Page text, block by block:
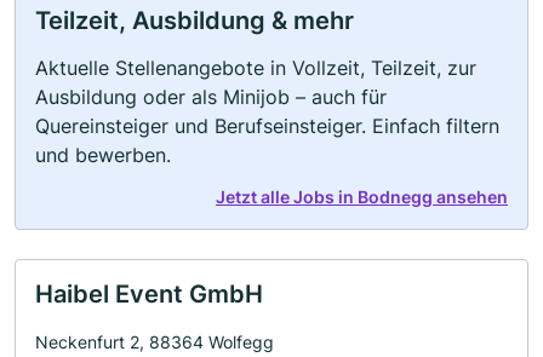
Teilzeit, Ausbildung & mehr
Aktuelle Stellenangebote in Vollzeit, Teilzeit, zur
Ausbildung oder als Minijob – auch für
Quereinsteiger und Berufseinsteiger. Einfach filtern
und bewerben.
Jetzt alle Jobs in Bodnegg ansehen
Haibel Event GmbH
Neckenfurt 2, 88364 Wolfegg